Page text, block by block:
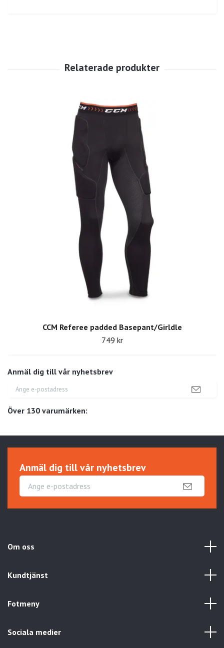
Anmäl dig till vår nyhetsbrev
Över 130 varumärken:
CCM Referee padded Basepant/Girldle
749 kr
Anmäl dig till vår nyhetsbrev
Om oss
Kundtjänst
Fotmeny
Sociala medier